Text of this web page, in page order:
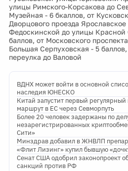
улицы Римского-Корсакова до
Музейная - 6 бкаллов, от
Дворцового проезда
Федоскинской до улицы Красной
баллов, от Московского
Большая Серпуховская - 5
переулка до Валовой
ВДНХ может войти в основной
наследия ЮНЕСКО
Китай запустит первый
маршрут в ЕС через Севморпуть
Более 20 человек задержаны по
незарегистрированных
Сити»
Минздрав добавил в ЖНВЛП
«Флит Лизинг» купил бывшую
Сенат США одобрил законопроект
санкций против РФ